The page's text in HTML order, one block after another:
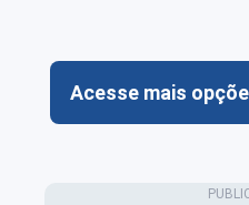
Acesse mais